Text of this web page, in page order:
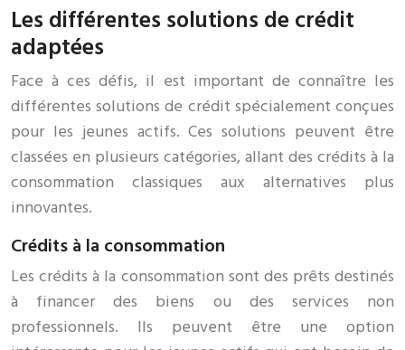
Les différentes solutions de crédit
adaptées
Face à ces défis, il est important de connaître les
différentes solutions de crédit spécialement conçues
pour les jeunes actifs. Ces solutions peuvent être
classées en plusieurs catégories, allant des crédits à la
consommation classiques aux alternatives plus
innovantes.
Crédits à la consommation
Les crédits à la consommation sont des prêts destinés
à financer des biens ou des services non
professionnels. Ils peuvent être une option